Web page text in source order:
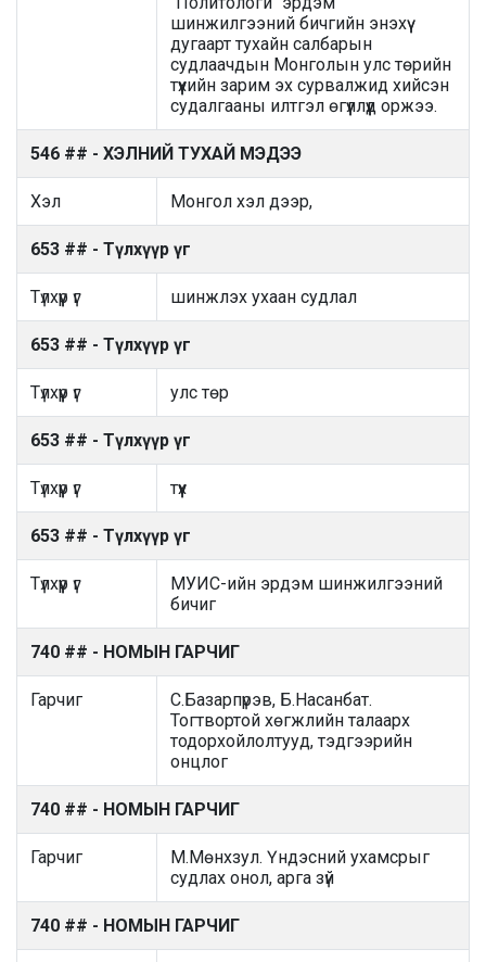
шинжилгээний бичгийн энэхүү
дугаарт тухайн салбарын
судлаачдын Монголын улс төрийн
түүхийн зарим эх сурвалжид хийсэн
судалгааны илтгэл өгүүллүүд оржээ.
546 ## - ХЭЛНИЙ ТУХАЙ МЭДЭЭ
Хэл Монгол хэл дээр,
653 ## - Түлхүүр үг
Түлхүүр үг шинжлэх ухаан судлал
653 ## - Түлхүүр үг
Түлхүүр үг улс төр
653 ## - Түлхүүр үг
Түлхүүр үг түүх
653 ## - Түлхүүр үг
Түлхүүр үг
МУИС-ийн эрдэм шинжилгээний
бичиг
740 ## - НОМЫН ГАРЧИГ
Гарчиг
С.Базарпүрэв, Б.Насанбат.
Тогтвортой хөгжлийн талаарх
тодорхойлолтууд, тэдгээрийн
онцлог
740 ## - НОМЫН ГАРЧИГ
Гарчиг
М.Мөнхзул. Үндэсний ухамсрыг
судлах онол, арга зүй
740 ## - НОМЫН ГАРЧИГ